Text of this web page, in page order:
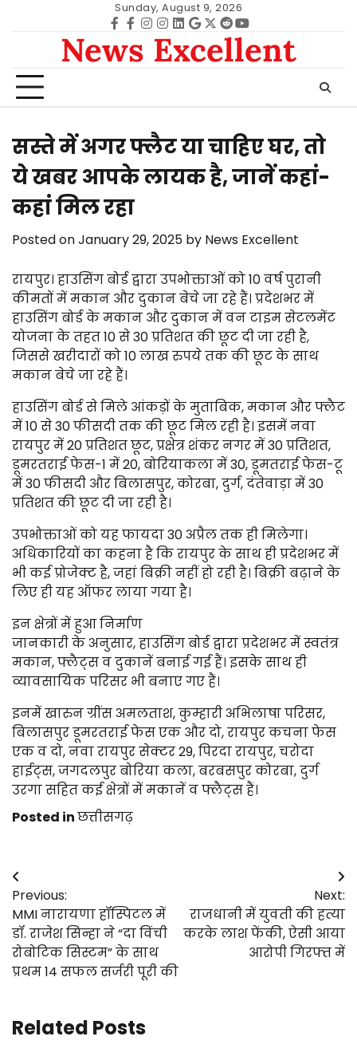
Sunday, August 9, 2026
Facebook
facebook
Instagram
instagram
Linkedin
google
Twitter
redditYoutube
News Excellent
सस्ते में अगर फ्लैट या चाहिए घर, तो
ये खबर आपके लायक है, जानें कहां-
कहां मिल रहा
Posted onJanuary 29, 2025 by News Excellent
रायपुर। हाउसिंग बोर्ड द्वारा उपभोक्ताओं को 10 वर्ष पुरानी
कीमतों में मकान और दुकान बेचे जा रहे हैं। प्रदेशभर में
हाउसिंग बोर्ड के मकान और दुकान में वन टाइम सेटलमेंट
योजना के तहत 10 से 30 प्रतिशत की छूट दी जा रही है,
जिससे खरीदारों को 10 लाख रुपये तक की छूट के साथ
मकान बेचे जा रहे हैं।
हाउसिंग बोर्ड से मिले आंकड़ों के मुताबिक, मकान और फ्लैट
में 10 से 30 फीसदी तक की छूट मिल रही है। इसमें नवा
रायपुर में 20 प्रतिशत छूट, प्रक्षेत्र शंकर नगर में 30 प्रतिशत,
डूमरतराई फेस-1 में 20, बोरियाकला में 30, डूमतराई फेस-टू
में 30 फीसदी और बिलासपुर, कोरबा, दुर्ग, दंतेवाड़ा में 30
प्रतिशत की छूट दी जा रही है।
उपभोक्ताओं को यह फायदा 30 अप्रैल तक ही मिलेगा।
अधिकारियों का कहना है कि रायपुर के साथ ही प्रदेशभर में
भी कई प्रोजेक्ट है, जहां बिक्री नहीं हो रही है। बिक्री बढ़ाने के
लिए ही यह ऑफर लाया गया है।
इन क्षेत्रों में हुआ निर्माण
जानकारी के अनुसार, हाउसिंग बोर्ड द्वारा प्रदेशभर में स्वतंत्र
मकान, फ्लैट्स व दुकानें बनाई गई हैं। इसके साथ ही
व्यावसायिक परिसर भी बनाए गए हैं।
इनमें खारुन ग्रींस अमलताश, कुम्हारी अभिलाषा परिसर,
बिलासपुर डूमरतराई फेस एक और दो, रायपुर कचना फेस
एक व दो, नवा रायपुर सेक्टर 29, पिरदा रायपुर, चरोदा
हाईट्स, जगदलपुर बोरिया कला, बरबसपुर कोरबा, दुर्ग
उरगा सहित कई क्षेत्रों में मकानें व फ्लैट्स हैं।
Posted inछत्तीसगढ़
Post
navigation
Previous:
MMI नारायणा हॉस्पिटल में
डॉ. राजेश सिन्हा ने “दा विंची
रोबोटिक सिस्टम” के साथ
प्रथम 14 सफल सर्जरी पूरी की
Next:
राजधानी में युवती की हत्या
करके लाश फेंकी, ऐसी आया
आरोपी गिरफ्त में
Related Posts